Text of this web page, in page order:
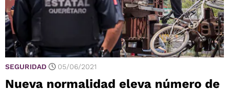
SEGURIDAD 05/06/2021
Nueva normalidad eleva número de